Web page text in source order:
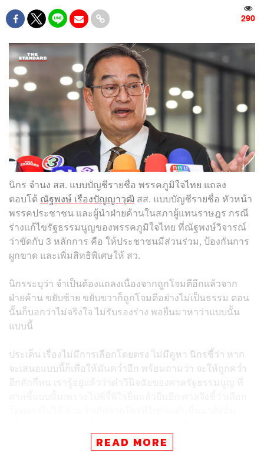
290
นิกร จำนง สส. แบบบัญชีรายชื่อ พรรคภูมิใจไทย แถลง
ตอบโต้ ณัฐพงษ์ เรืองปัญญาวุฒิ สส. แบบบัญชีรายชื่อ หัวหน้า
พรรคประชาชน และผู้นำฝ่ายค้านในสภาผู้แทนราษฎร กรณี
ร่างแก้ไขรัฐธรรมนูญของพรรคภูมิใจไทย ที่ณัฐพงษ์วิจารณ์
ว่าขัดกับ 3 หลักการ คือ ให้ประชาชนมีส่วนร่วม, ป้องกันการ
ผูกขาด และเพิ่มสิทธิพิเศษให้ สว.
นิกรระบุว่า จำเป็นต้องแถลงเนื่องจากถูกโจมตีอีกแล้วจาก
ฝ่ายค้าน ขยับซ้าย ขยับขวาก็ถูกโจมตีอย่างไม่เป็นธรรม ตอน
นั้นก็บอกว่าไม่จริงใจ ไม่รับรองร่าง พอยื่นมาหาว่าแบบนั้น
แบบนี้
ประเด็น เรื่องไม่มีการเลือกโดยตรง ไม่มีคูหา นิกรชี้ว่า หาก
จะเสนอแบบนี้ก็เพื่อให้มันคว่ำอีก พร้อมถามว่า จะให้ถูกคว่ำ
อีกสักกี่หน เรารู้อยู่แล้วว่าคำวินิจฉัยของศาลรัฐธรรมนูญ ที่
เพื่อให้เสนอ เพื่อให้มีภาพการทางเมือง ว่าได้ทำแล้ว ไม่
ประสงค์ต่อผลทางการเมืองก็ได้ แต่พรรคภูมิใจไทยประสงค์
READ MORE